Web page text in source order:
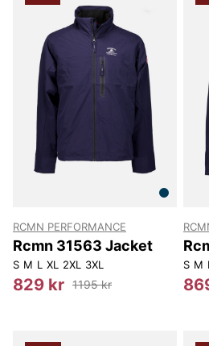
RCMN PERFORMANCE
Rcmn 31563 Jacket
S M L XL 2XL 3XL
829 kr 1195 kr
S M L